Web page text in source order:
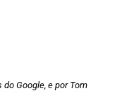
Google, e por Tom